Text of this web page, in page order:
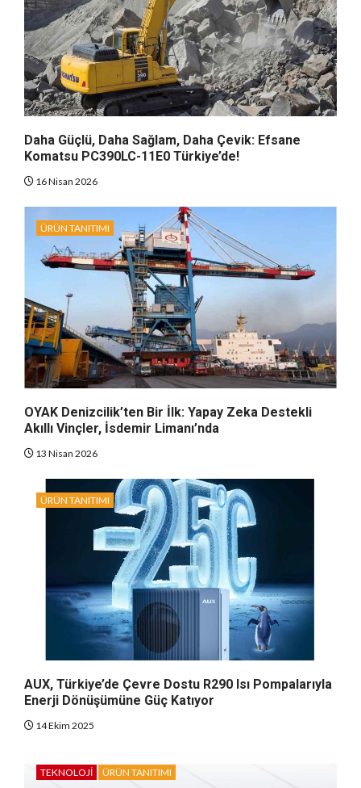
Daha Güçlü, Daha Sağlam, Daha Çevik: Efsane
Komatsu PC390LC-11E0 Türkiye’de!
16 Nisan 2026
ÜRÜN TANITIMI
OYAK Denizcilik’ten Bir İlk: Yapay Zeka Destekli
Akıllı Vinçler, İsdemir Limanı’nda
13 Nisan 2026
ÜRÜN TANITIMI
AUX, Türkiye’de Çevre Dostu R290 Isı Pompalarıyla
Enerji Dönüşümüne Güç Katıyor
14 Ekim 2025
TEKNOLOJI ÜRÜN TANITIMI